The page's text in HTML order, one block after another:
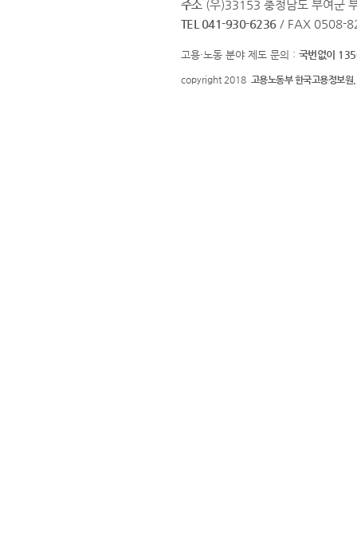
주소 (우)33153 충청남도 부여군
TEL 041-930-6236 / FAX 0508-
고용·노동 분야 제도 문의 : 국번없이
copyright 2018 고용노동부 한국고용정보원.